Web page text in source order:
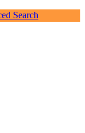
Search